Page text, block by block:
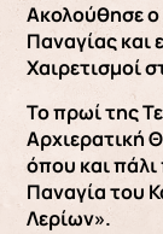
Ακολούθησε ο
Παναγίας και
Χαιρετισμοί
Το πρωί της
Αρχιερατική
όπου και
Παναγία του
Λερίων».